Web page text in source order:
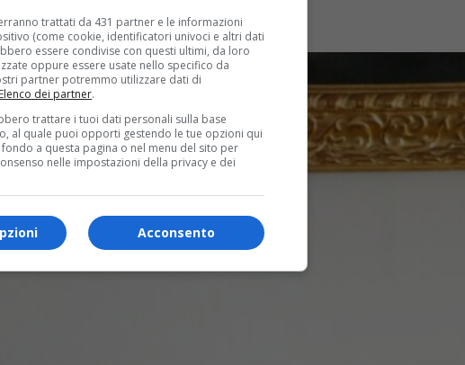
trattati da 431 partner e le informazioni
(come cookie, identificatori univoci e altri dati
essere condivise con questi ultimi, da loro
oppure essere usate nello specifico da
partner potremmo utilizzare dati di
Elenco dei partner.
trattare i tuoi dati personali sulla base
al quale puoi opporti gestendo le tue opzioni qui
a questa pagina o nel menu del sito per
nelle impostazioni della privacy e dei
Acconsento